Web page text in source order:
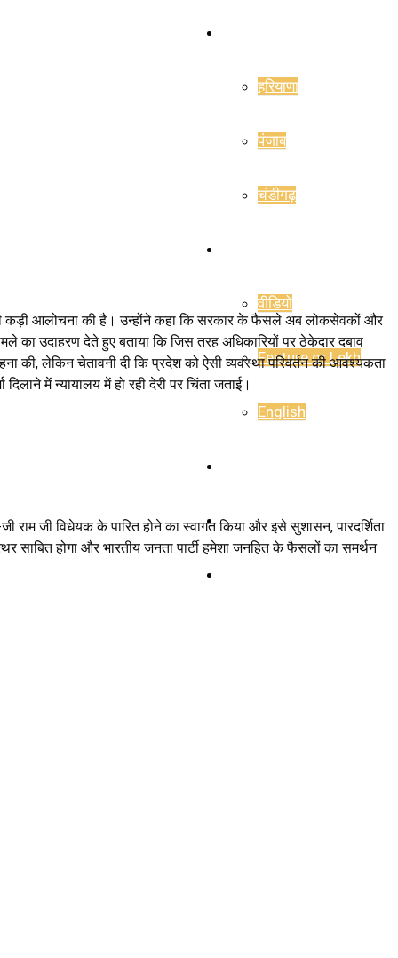
हरियाणा
पंजाब
चंडीगढ़
वीडियो
Feature or Lekh
English
Career
की कड़ी आलोचना की है। उन्होंने कहा कि सरकार के फैसले अब लोकसेवकों और
का उदाहरण देते हुए बताया कि जिस तरह अधिकारियों पर ठेकेदार दबाव
की, लेकिन चेतावनी दी कि प्रदेश को ऐसी व्यवस्था परिवर्तन की आवश्यकता
में न्यायालय में हो रही देरी पर चिंता जताई।
राम जी विधेयक के पारित होने का स्वागत किया और इसे सुशासन, पारदर्शिता
साबित होगा और भारतीय जनता पार्टी हमेशा जनहित के फैसलों का समर्थन